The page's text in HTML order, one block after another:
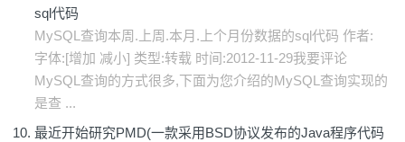
sql代码
MySQL查询本周.上周.本月.上个月份数据的sql代码 作者:
字体:[增加 减小] 类型:转载 时间:2012-11-29我要评论
MySQL查询的方式很多,下面为您介绍的MySQL查询实现的
是查 ...
最近开始研究PMD(一款采用BSD协议发布的Java程序代码